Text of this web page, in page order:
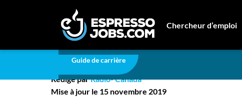
Chercheur d’emploi
Créez un compte
Emplois
Guide de carrière
Communication et Marketing
Recruter via Tinder
Rédigé parRadio- Canada
Mise à jour le 15 novembre 2019